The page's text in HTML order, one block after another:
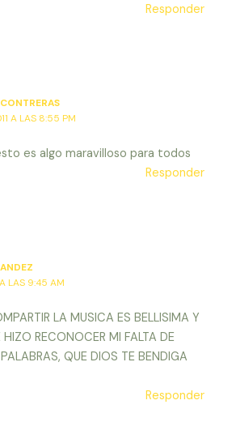
Responder
A LAS 8:55 PM
es algo maravilloso para todos
Responder
LAS 9:45 AM
LA MUSICA ES BELLISIMA Y
HIZO RECONOCER MI FALTA DE
QUE DIOS TE BENDIGA
Responder